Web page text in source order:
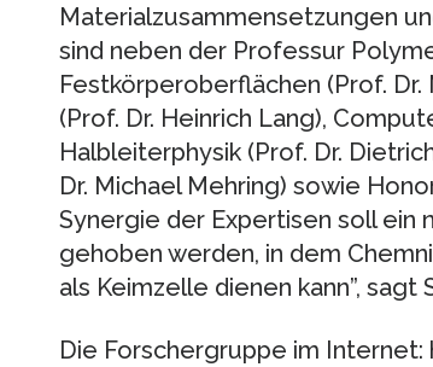
Materialzusammensetzungen
sind neben der Professur
Festkörperoberflächen (Prof.
(Prof. Dr. Heinrich Lang),
Halbleiterphysik (Prof. Dr.
Dr. Michael Mehring) sowie
Synergie der Expertisen soll ein
gehoben werden, in dem
als Keimzelle dienen kann”, sagt
Die Forschergruppe im